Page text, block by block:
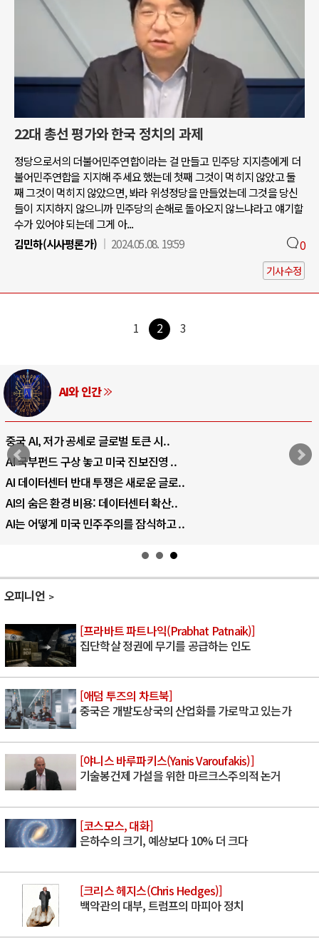
22대 총선 평가와 한국 정치의 과제
정당으로서의 더불어민주연합이라는 걸 만들고 민주당 지지층에게 더
불어민주연합을 지지해 주세요 했는데 첫째 그것이 먹히지 않았고 둘
째 그것이 먹히지 않았으면, 봐라 위성정당을 만들었는데 그것을 당신
들이 지지하지 않으니까 민주당의 손해로 돌아오지 않느냐라고 얘기할
수가 있어야 되는데 그게 아...
김민하(시사평론가)
2024.05.08. 19:59 0
기사수정
1 2 3
AI와 인간
중국 AI, 저가 공세로 글로벌 토큰 시..
AI 국부펀드 구상 놓고 미국 진보진영 ..
AI 데이터센터 반대 투쟁은 새로운 글로..
AI의 숨은 환경 비용: 데이터센터 확산..
AI는 어떻게 미국 민주주의를 잠식하고 ..
오피니언
[프라바트 파트나익(Prabhat Patnaik)]
집단학살 정권에 무기를 공급하는 인도
[애덤 투즈의 차트북]
중국은 개발도상국의 산업화를 가로막고 있는가
[야니스 바루파키스(Yanis Varoufakis)]
기술봉건제 가설을 위한 마르크스주의적 논거
[코스모스, 대화]
은하수의 크기, 예상보다 10% 더 크다
[크리스 헤지스(Chris Hedges)]
백악관의 대부, 트럼프의 마피아 정치